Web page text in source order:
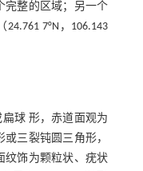
完整的区域；另一个
7°N，106.143
球 形，赤道面观为
三裂钝圆三角形，
纹饰为颗粒状、疣状